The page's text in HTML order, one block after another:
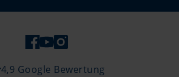
4,9 Google Bewertung